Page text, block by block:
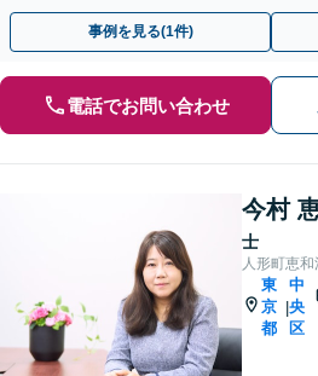
ピーディーにまごころを持って対応させて
事例を見る(1件)
電話でお問い合わせ
今村
士
人形町恵
東
京
都
|
中
央
区